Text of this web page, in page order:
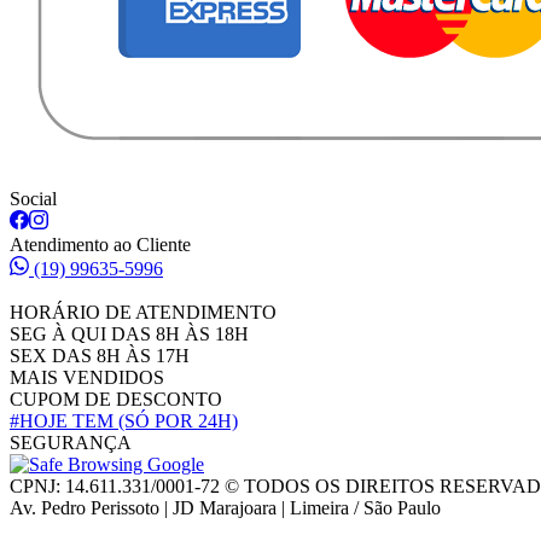
Social
Atendimento ao Cliente
(19) 99635-5996
HORÁRIO DE ATENDIMENTO
SEG À QUI DAS 8H ÀS 18H
SEX DAS 8H ÀS 17H
MAIS VENDIDOS
CUPOM DE DESCONTO
#HOJE TEM (SÓ POR 24H)
SEGURANÇA
CPNJ: 14.611.331/0001-72 © TODOS OS DIREITOS
Av. Pedro Perissoto | JD Marajoara | Limeira / São Paulo